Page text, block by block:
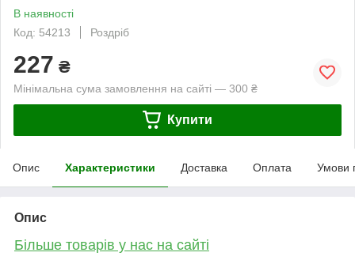
В наявності
Код: 54213
Роздріб
227 ₴
Мінімальна сума замовлення на сайті — 300 ₴
Купити
Опис Характеристики Доставка Оплата Умови
Опис
Більше товарів у нас на сайті